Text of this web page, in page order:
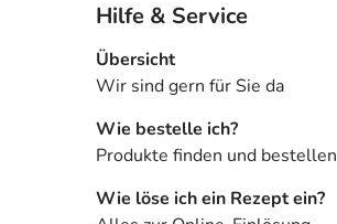
Hilfe & Service
Übersicht
Wir sind gern für Sie da
Wie bestelle ich?
Produkte finden und bestellen
Wie löse ich ein Rezept ein?